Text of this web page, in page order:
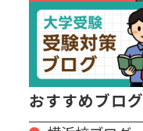
おすすめブログ